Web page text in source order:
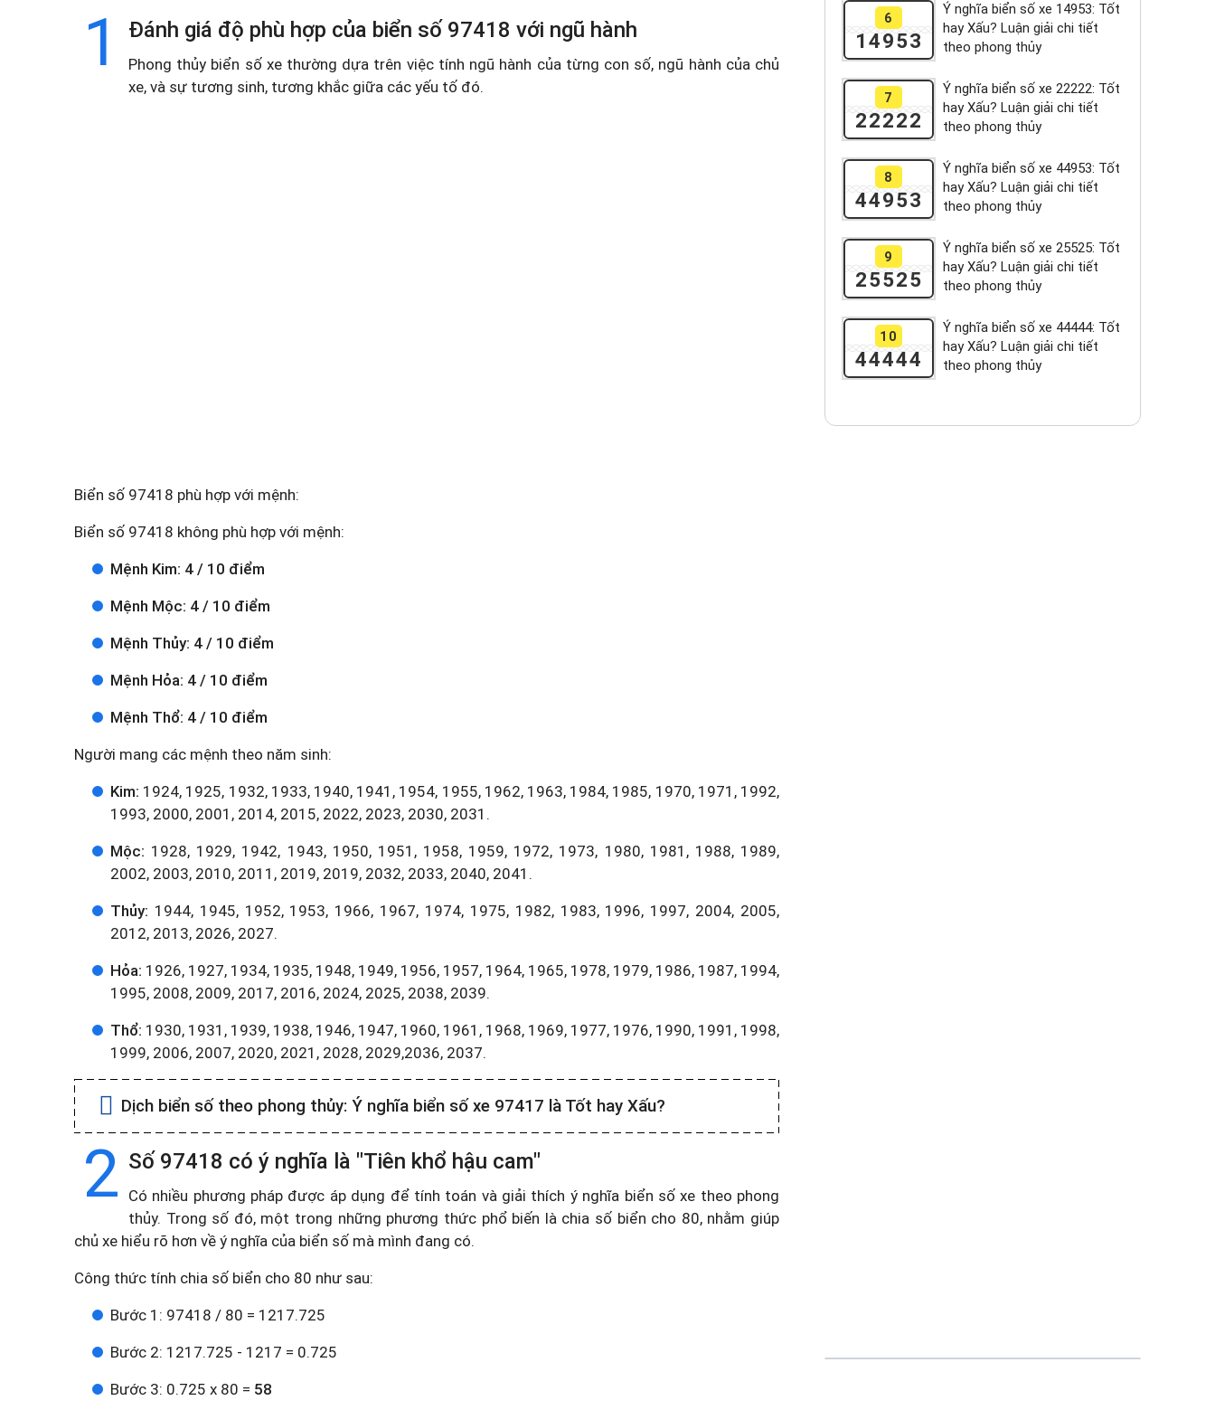
1 Đánh giá độ phù hợp của biển số 97418 với ngũ hành
Phong thủy biển số xe thường dựa trên việc tính ngũ hành của từng con số, ngũ hành của chủ
xe, và sự tương sinh, tương khắc giữa các yếu tố đó.
Biển số 97418 phù hợp với mệnh:
Biển số 97418 không phù hợp với mệnh:
Mệnh Kim: 4 / 10 điểm
Mệnh Mộc: 4 / 10 điểm
Mệnh Thủy: 4 / 10 điểm
Mệnh Hỏa: 4 / 10 điểm
Mệnh Thổ: 4 / 10 điểm
Người mang các mệnh theo năm sinh:
Kim: 1924, 1925, 1932, 1933, 1940, 1941, 1954, 1955, 1962, 1963, 1984, 1985, 1970, 1971, 1992,
1993, 2000, 2001, 2014, 2015, 2022, 2023, 2030, 2031.
Mộc: 1928, 1929, 1942, 1943, 1950, 1951, 1958, 1959, 1972, 1973, 1980, 1981, 1988, 1989,
2002, 2003, 2010, 2011, 2019, 2019, 2032, 2033, 2040, 2041.
Thủy: 1944, 1945, 1952, 1953, 1966, 1967, 1974, 1975, 1982, 1983, 1996, 1997, 2004, 2005,
2012, 2013, 2026, 2027.
Hỏa: 1926, 1927, 1934, 1935, 1948, 1949, 1956, 1957, 1964, 1965, 1978, 1979, 1986, 1987, 1994,
1995, 2008, 2009, 2017, 2016, 2024, 2025, 2038, 2039.
Thổ: 1930, 1931, 1939, 1938, 1946, 1947, 1960, 1961, 1968, 1969, 1977, 1976, 1990, 1991, 1998,
1999, 2006, 2007, 2020, 2021, 2028, 2029,2036, 2037.
Dịch biển số theo phong thủy: Ý nghĩa biển số xe 97417 là Tốt hay Xấu?
2 Số 97418 có ý nghĩa là "Tiên khổ hậu cam"
Có nhiều phương pháp được áp dụng để tính toán và giải thích ý nghĩa biển số xe theo phong
thủy. Trong số đó, một trong những phương thức phổ biến là chia số biển cho 80, nhằm giúp
chủ xe hiểu rõ hơn về ý nghĩa của biển số mà mình đang có.
Công thức tính chia số biển cho 80 như sau:
Bước 1: 97418 / 80 = 1217.725
Bước 2: 1217.725 - 1217 = 0.725
Bước 3: 0.725 x 80 = 58
6
14953
Ý nghĩa biển số xe 14953: Tốt
hay Xấu? Luận giải chi tiết
theo phong thủy
7
22222
Ý nghĩa biển số xe 22222: Tốt
hay Xấu? Luận giải chi tiết
theo phong thủy
8
44953
Ý nghĩa biển số xe 44953: Tốt
hay Xấu? Luận giải chi tiết
theo phong thủy
9
25525
Ý nghĩa biển số xe 25525: Tốt
hay Xấu? Luận giải chi tiết
theo phong thủy
10
44444
Ý nghĩa biển số xe 44444: Tốt
hay Xấu? Luận giải chi tiết
theo phong thủy